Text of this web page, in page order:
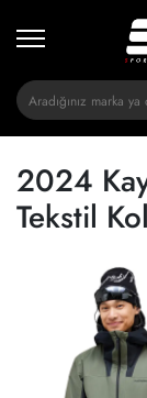
2024
Tekstil